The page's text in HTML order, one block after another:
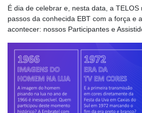
É dia de celebrar e, nesta data, a
passos da conhecida EBT com a força e
acontecer: nossos Participantes e